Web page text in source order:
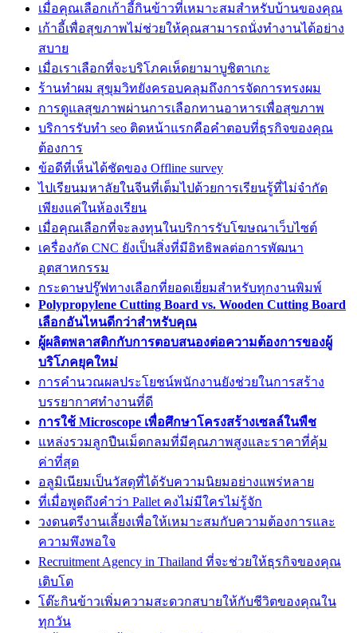
เมื่อคุณเลือกเก้าอี้กินข้าวที่เหมาะสมสำหรับบ้านของคุณ
เก้าอี้เพื่อสุขภาพไม่ช่วยให้คุณสามารถนั่งทำงานได้อย่าง
สบาย
เมื่อเราเลือกที่จะบริโภคเห็ดยามาบูชิตาเกะ
ร้านทำผม สุขุมวิทยังครอบคลุมถึงการจัดการทรงผม
การดูแลสุขภาพผ่านการเลือกทานอาหารเพื่อสุขภาพ
บริการรับทำ seo ติดหน้าแรกคือคำตอบที่ธุรกิจของคุณ
ต้องการ
ข้อดีที่เห็นได้ชัดของ Offline survey
ไปเรียนมหาลัยในจีนที่เต็มไปด้วยการเรียนรู้ที่ไม่จำกัด
เพียงแค่ในห้องเรียน
เมื่อคุณเลือกที่จะลงทุนในบริการรับโฆษณาเว็บไซต์
เครื่องกัด CNC ยังเป็นสิ่งที่มีอิทธิพลต่อการพัฒนา
อุตสาหกรรม
กระดาษปรู๊ฟทางเลือกที่ยอดเยี่ยมสำหรับทุกงานพิมพ์
Polypropylene Cutting Board vs. Wooden Cutting Board
เลือกอันไหนดีกว่าสำหรับคุณ
ผู้ผลิตพลาสติกกับการตอบสนองต่อความต้องการของผู้
บริโภคยุคใหม่
การคำนวณผลประโยชน์พนักงานยังช่วยในการสร้าง
บรรยากาศทำงานที่ดี
การใช้ Microscope เพื่อศึกษาโครงสร้างเซลล์ในพืช
แหล่งรวมลูกปืนเม็ดกลมที่มีคุณภาพสูงและราคาที่คุ้ม
ค่าที่สุด
อลูมิเนียมเป็นวัสดุที่ได้รับความนิยมอย่างแพร่หลาย
ที่เมื่อพูดถึงคำว่า Pallet คงไม่มีใครไม่รู้จัก
วงดนตรีงานเลี้ยงเพื่อให้เหมาะสมกับความต้องการและ
ความพึงพอใจ
Recruitment Agency in Thailand ที่จะช่วยให้ธุรกิจของคุณ
เติบโต
โต๊ะกินข้าวเพิ่มความสะดวกสบายให้กับชีวิตของคุณใน
ทุกวัน